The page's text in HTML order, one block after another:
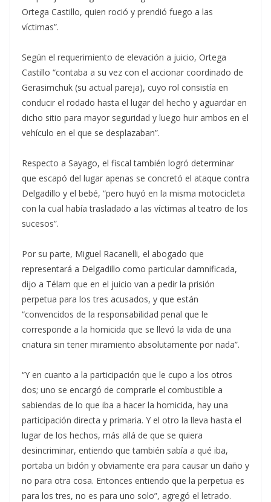
Ortega Castillo, quien roció y prendió fuego a las
víctimas”.
Según el requerimiento de elevación a juicio, Ortega
Castillo “contaba a su vez con el accionar coordinado de
Gerasimchuk (su actual pareja), cuyo rol consistía en
conducir el rodado hasta el lugar del hecho y aguardar en
dicho sitio para mayor seguridad y luego huir ambos en el
vehículo en el que se desplazaban”.
Respecto a Sayago, el fiscal también logró determinar
que escapó del lugar apenas se concretó el ataque contra
Delgadillo y el bebé, “pero huyó en la misma motocicleta
con la cual había trasladado a las víctimas al teatro de los
sucesos”.
Por su parte, Miguel Racanelli, el abogado que
representará a Delgadillo como particular damnificada,
dijo a Télam que en el juicio van a pedir la prisión
perpetua para los tres acusados, y que están
“convencidos de la responsabilidad penal que le
corresponde a la homicida que se llevó la vida de una
criatura sin tener miramiento absolutamente por nada”.
“Y en cuanto a la participación que le cupo a los otros
dos; uno se encargó de comprarle el combustible a
sabiendas de lo que iba a hacer la homicida, hay una
participación directa y primaria. Y el otro la lleva hasta el
lugar de los hechos, más allá de que se quiera
desincriminar, entiendo que también sabía a qué iba,
portaba un bidón y obviamente era para causar un daño y
no para otra cosa. Entonces entiendo que la perpetua es
para los tres, no es para uno solo”, agregó el letrado.